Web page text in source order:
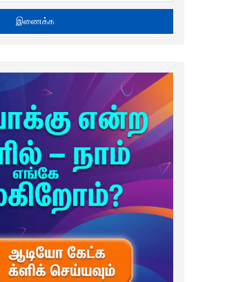
இணைக்க